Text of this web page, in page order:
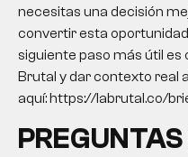
necesitas una decisión
convertir esta
siguiente paso más útil es
Brutal y dar contexto real
aquí: https://labrutal.co/